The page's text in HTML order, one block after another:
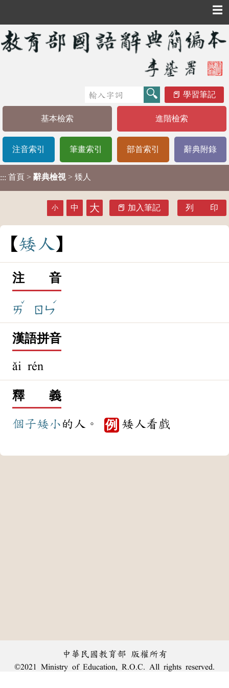
☰
學習筆記
基本檢索 進階檢索
注音索引 筆畫索引 部首索引 辭典附錄
::: 首頁 > 辭典檢視 > 矮人
小 中 大 加入筆記 列 印
矮人
注 音
ㄞ
ˇ
ㄖㄣ
ˊ
漢語拼音
ǎi rén
釋 義
個子矮小 的人。 例 矮人看戲
中華民國教育部 版權所有
©2021 Ministry of Education, R.O.C. All rights reserved.